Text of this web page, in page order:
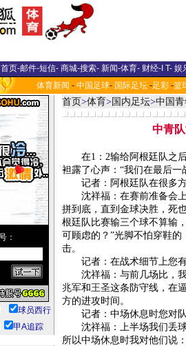
首页-邮件-短信- 商城-搜索- 新闻-体育- 财经-I T- 娱
体育新闻 - 中国足球- 国际足坛 -足彩 -篮
球员西行
甲A追踪
首页>体育> 国内足坛>中国
中青
在1：2输给阿根廷队之后
袒露了心声：“我们在最后
记者：阿根廷队在很多方
沈祥福：在赛前准备会上
拼到底，直到金球决胜，死
根廷队比赛输三个球不算输
可顾虑的？”光脚不怕穿鞋
击。
记者：在战术细节上您有
沈祥福：与前几场比，我
兆军和王圣这条防守线，在
方的进攻时间。
记者：中场休息时您对队
沈祥福：上半场我们丢球
所以中场休息时我对他们说